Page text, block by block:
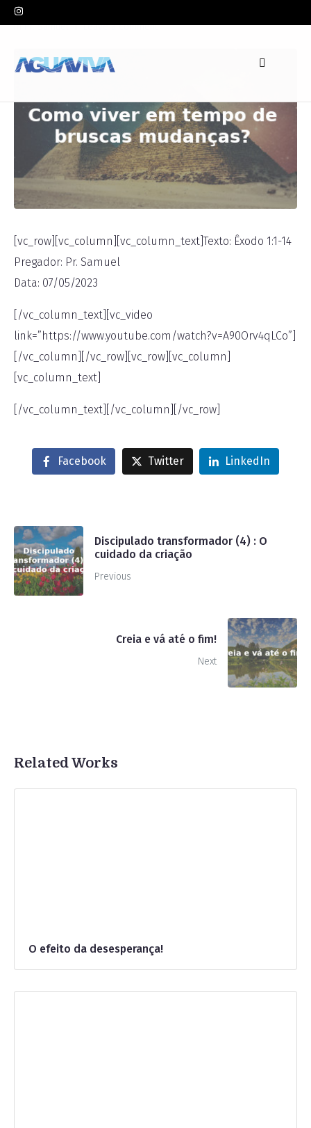
InPr. Samuel Leave a comment
[vc_row][vc_column][vc_column_text]Texto: Êxodo 1:1-14
Pregador: Pr. Samuel
Data: 07/05/2023
[/vc_column_text][vc_video
link=”https://www.youtube.com/watch?v=A90Orv4qLCo”]
[/vc_column][/vc_row][vc_row][vc_column]
[vc_column_text]
[/vc_column_text][/vc_column][/vc_row]
Facebook Twitter LinkedIn
Discipulado transformador (4) : O
cuidado da criação
Previous
Creia e vá até o fim!
Next
Related Works
O efeito da desesperança!